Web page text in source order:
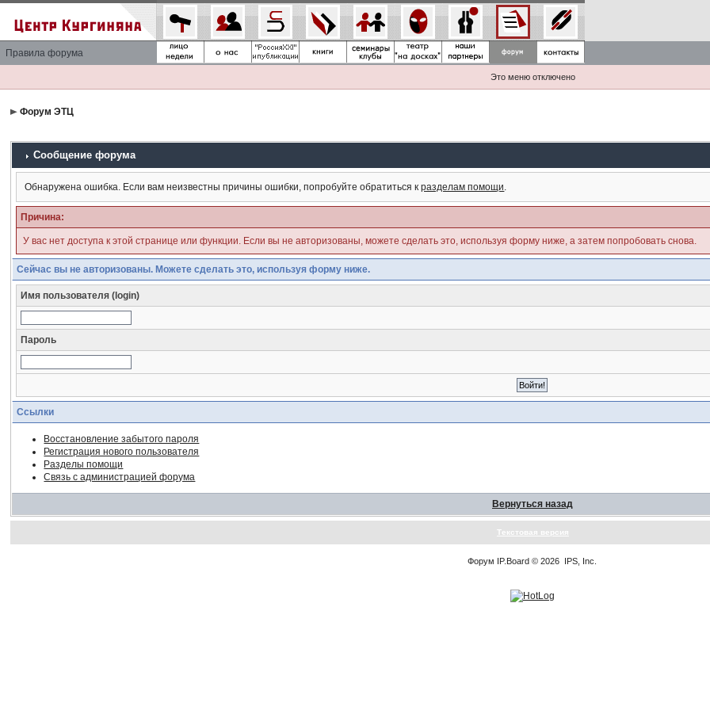
Правила форума
Это меню отключено
Форум ЭТЦ
Сообщение форума
Обнаружена ошибка. Если вам неизвестны причины ошибки, попробуйте обратиться кразделам помощи.
Причина:
У вас нет доступа к этой странице или функции. Если вы не авторизованы, можете сделать это, используя форму ниже, а затем попробовать снова.
Сейчас вы не авторизованы. Можете сделать это, используя форму ниже.
Имя пользователя (login)
Пароль
Ссылки
Восстановление забытого пароля
Регистрация нового пользователя
Разделы помощи
Связь с администрацией форума
Вернуться назад
Текстовая версия
Форум IP.Board © 2026 IPS, Inc